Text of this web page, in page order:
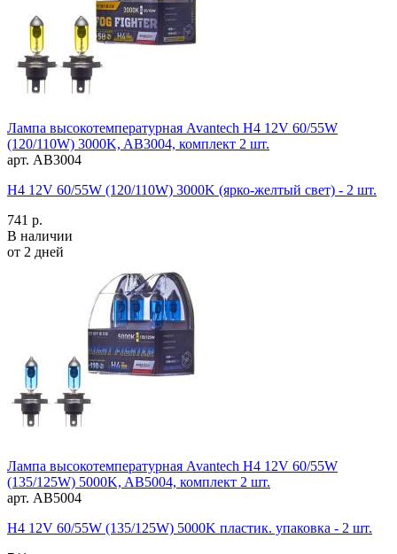
Лампа высокотемпературная Avantech H4 12V 60/55W
(120/110W) 3000K, AB3004, комплект 2 шт.
арт. AB3004
H4 12V 60/55W (120/110W) 3000K (ярко-желтый свет) - 2 шт.
741 р.
В наличии
от 2 дней
Лампа высокотемпературная Avantech H4 12V 60/55W
(135/125W) 5000K, AB5004, комплект 2 шт.
арт. AB5004
H4 12V 60/55W (135/125W) 5000K пластик. упаковка - 2 шт.